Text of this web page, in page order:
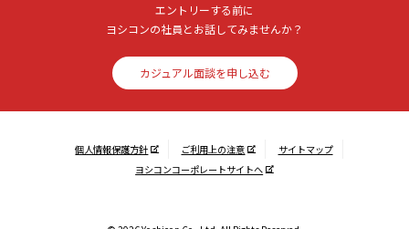
エントリーする前に
ヨシコンの社員とお話してみませんか？
カジュアル面談を申し込む
個人情報保護方針 ご利用上の注意
サイトマップ
ヨシコンコーポレートサイトへ